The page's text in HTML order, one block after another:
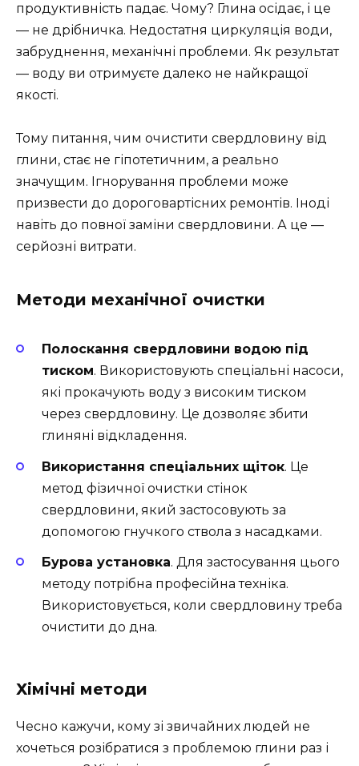
продуктивність падає. Чому? Глина осідає, і це
— не дрібничка. Недостатня циркуляція води,
забруднення, механічні проблеми. Як результат
— воду ви отримуєте далеко не найкращої
якості.
Тому питання, чим очистити свердловину від
глини, стає не гіпотетичним, а реально
значущим. Ігнорування проблеми може
призвести до дороговартісних ремонтів. Іноді
навіть до повної заміни свердловини. А це —
серйозні витрати.
Методи механічної очистки
Полоскання свердловини водою під
тиском. Використовують спеціальні насоси,
які прокачують воду з високим тиском
через свердловину. Це дозволяє збити
глиняні відкладення.
Використання спеціальних щіток. Це
метод фізичної очистки стінок
свердловини, який застосовують за
допомогою гнучкого ствола з насадками.
Бурова установка. Для застосування цього
методу потрібна професійна техніка.
Використовується, коли свердловину треба
очистити до дна.
Хімічні методи
Чесно кажучи, кому зі звичайних людей не
хочеться розібратися з проблемою глини раз і